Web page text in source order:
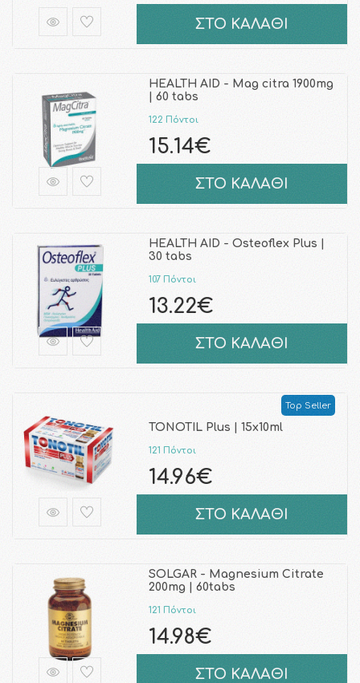
ΣΤΟ ΚΑΛΑΘΙ
HEALTH AID - Mag citra 1900mg
| 60 tabs
122 Πόντοι
15.14€
ΣΤΟ ΚΑΛΑΘΙ
HEALTH AID - Osteoflex Plus |
30 tabs
107 Πόντοι
13.22€
ΣΤΟ ΚΑΛΑΘΙ
Top Seller
TONOTIL Plus | 15x10ml
121 Πόντοι
14.96€
ΣΤΟ ΚΑΛΑΘΙ
SOLGAR - Magnesium Citrate
200mg | 60tabs
121 Πόντοι
14.98€
ΣΤΟ ΚΑΛΑΘΙ